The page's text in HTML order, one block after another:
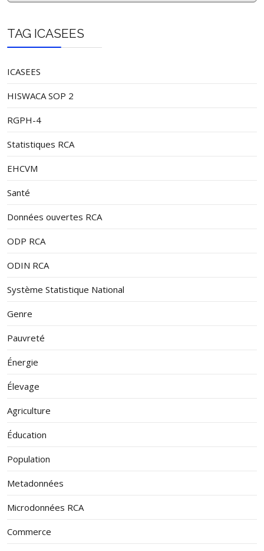
TAG ICASEES
ICASEES
HISWACA SOP 2
RGPH-4
Statistiques RCA
EHCVM
Santé
Données ouvertes RCA
ODP RCA
ODIN RCA
Système Statistique National
Genre
Pauvreté
Énergie
Élevage
Agriculture
Éducation
Population
Metadonnées
Microdonnées RCA
Commerce